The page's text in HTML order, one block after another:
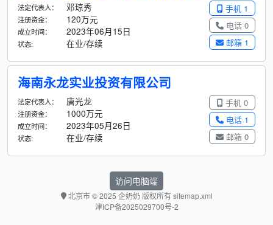
手机 1
电话 0
邮箱 1
法定代表人： 邓琼秀
注册资金： 120万元
成立时间： 2023年06月15日
状态: 在业/存续
海南永龙实业投资有限公司
手机 0
电话 1
邮箱 0
法定代表人： 唐光龙
注册资金： 1000万元
成立时间： 2023年05月26日
状态: 在业/存续
访问电脑端
北京市© 2025 企奶奶 版权所有sitemap.xml
津ICP备2025029700号-2